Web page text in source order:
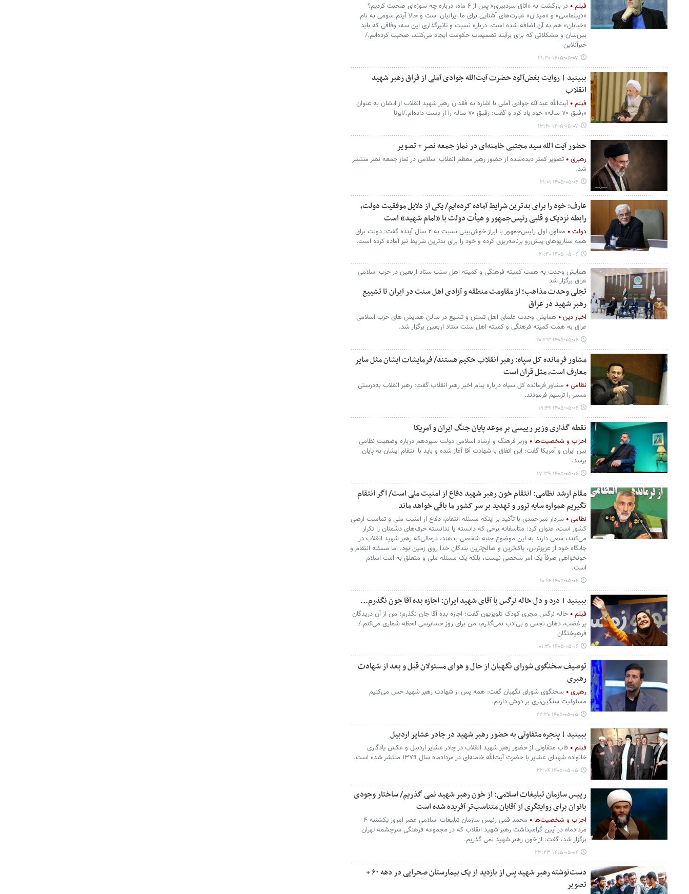
فیلم
در بازگشت به «اتاق سردبیری» پس از ۶ ماه، درباره چه سوژه‌ای صحبت کردیم؟
«دیپلماسی» و «میدان» عبارت‌های آشنایی برای ما ایرانیان است و حالا آیتم سومی به نام
«خیابان» هم به آن اضافه شده است. درباره نسبت و تاثیرگذاری این سه، وفاقی که باید
بین‌شان و مشکلاتی که برای برآیند تصمیمات حکومت ایجاد می‌کنند، صحبت کرده‌ایم./
خبرآنلاین
۱۴۰۵-۰۵-۰۷ ۲۱:۳۰
ببینید | روایت بغض‌آلود حضرت آیت‌الله جوادی آملی از فراق رهبر شهید
انقلاب
فیلم
آیت‌الله عبدالله جوادی آملی با اشاره به فقدان رهبر شهید انقلاب از ایشان به عنوان
«رفیق ۷۰ ساله» خود یاد کرد و گفت: رفیق ۷۰ ساله را از دست داده‌ام./ایرنا
۱۴۰۵-۰۵-۰۷ ۱۳:۲۰
حضور آیت الله سید مجتبی خامنه‌ای در نماز جمعه نصر + تصویر
رهبری
تصویر کمتر دیده‌شده از حضور رهبر معظم انقلاب اسلامی در نماز جمعه نصر منتشر
شد.
۱۴۰۵-۰۵-۰۶ ۲۱:۰۱
عارف: خود را برای بدترین شرایط آماده کرده‌ایم/ یکی از دلایل موفقیت دولت،
رابطه نزدیک و قلبی رئیس‌جمهور و هیأت دولت با «امام شهید» است
دولت
معاون اول رئیس‌جمهور با ابراز خوش‌بینی نسبت به ۲ سال آینده گفت: دولت برای
همه سناریوهای پیش‌رو برنامه‌ریزی کرده و خود را برای بدترین شرایط نیز آماده کرده است.
۱۴۰۵-۰۵-۰۶ ۲۰:۴۰
همایش وحدت به همت کمیته فرهنگی و کمیته اهل سنت ستاد اربعین در حزب اسلامی
عراق برگزار شد
تجلی وحدت مذاهب؛ از مقاومت منطقه و آزادی اهل سنت در ایران تا تشییع
رهبر شهید در عراق
اخبار دین
همایش وحدت علمای اهل تسنن و تشیع در سالن همایش های حزب اسلامی
عراق به همت کمیته فرهنگی و کمیته اهل سنت ستاد اربعین برگزار شد.
۱۴۰۵-۰۵-۰۶ ۲۰:۳۳
مشاور فرمانده کل سپاه: رهبر انقلاب حکیم هستند/ فرمایشات ایشان مثل سایر
معارف است، مثل قرآن است
نظامی
مشاور فرمانده کل سپاه درباره پیام اخیر رهبر انقلاب گفت: رهبر انقلاب به‌درستی
مسیر را ترسیم فرمودند.
۱۴۰۵-۰۵-۰۶ ۱۹:۴۹
نقطه گذاری وزیر رییسی بر موعد پایان جنگ ایران و آمریکا
احزاب و شخصیت‌ها
وزیر فرهنگ و ارشاد اسلامی دولت سیزدهم درباره وضعیت نظامی
بین ایران و آمریکا گفت: این اتفاق با شهادت آقا آغاز شده و باید با انتقام ایشان به پایان
برسد.
۱۴۰۵-۰۵-۰۶ ۱۷:۳۹
مقام ارشد نظامی: انتقام خون رهبر شهید دفاع از امنیت ملی است/ اگر انتقام
نگیریم همواره سایه ترور و تهدید بر سر کشور ما باقی خواهد ماند
نظامی
سردار میراحمدی با تأکید بر اینکه مسئله انتقام، دفاع از امنیت ملی و تمامیت ارضی
کشور است، عنوان کرد: متأسفانه برخی که دانسته یا ندانسته حرف‌های دشمنان را تکرار
می‌کنند، سعی دارند به این موضوع جنبه شخصی بدهند، درحالی‌که رهبر شهید انقلاب در
جایگاه خود از عزیزترین، پاک‌ترین و صالح‌ترین بندگان خدا روی زمین بود، اما مسئله انتقام و
خونخواهی صرفاً یک امر شخصی نیست، بلکه یک مسئله ملی و متعلق به امت اسلام
است.
۱۴۰۵-۰۵-۰۶ ۱۰:۱۴
ببینید | درد و دل خاله نرگس با آقای شهید ایران: اجازه بده آقا جون نگذرم...
فیلم
خاله نرگس مجری کودک تلویزیون گفت: اجازه بده آقا جان نگذرم؛ من از آن دریدگان
پر غضب، دهان نجس و بی‌ادب نمی‌گذرم، من برای روز حسابرسی لحظه شماری می‌کنم./
فرهیختگان
۱۴۰۵-۰۵-۰۶ ۰۱:۳۰
توصیف سخنگوی شورای نگهبان از حال و هوای مسئولان قبل و بعد از شهادت
رهبری
رهبری
سخنگوی شورای نگهبان گفت: همه پس از شهادت رهبر شهید حس می‌کنیم
مسئولیت سنگین‌تری بر دوش داریم.
۱۴۰۵-۰۵-۰۵ ۲۲:۳۰
ببینید | پنجره متفاوتی به حضور رهبر شهید در چادر عشایر اردبیل
فیلم
قاب متفاوتی از حضور رهبر شهید انقلاب در چادر عشایر اردبیل و عکس یادگاری
خانواده شهدای عشایر با حضرت آیت‌الله خامنه‌ای در مردادماه سال ۱۳۷۹ منتشر شده است.
۱۴۰۵-۰۵-۰۵ ۲۲:۰۴
رییس سازمان تبلیغات اسلامی: از خون رهبر شهید نمی گذریم/ ساختار وجودی
بانوان برای روایتگری از آقایان متناسب‌تر آفریده شده است
احزاب و شخصیت‌ها
محمد قمی رئیس سازمان تبلیغات اسلامی عصر امروز یکشنبه ۴
مردادماه در آیین گرامیداشت رهبر شهید انقلاب که در مجموعه فرهنگی سرچشمه تهران
برگزار شد، گفت: از خون رهبر شهید نمی گذریم.
۱۴۰۵-۰۵-۰۴ ۲۳:۲۳
دست‌نوشته رهبر شهید پس از بازدید از یک بیمارستان صحرایی در دهه ۶۰ +
تصویر